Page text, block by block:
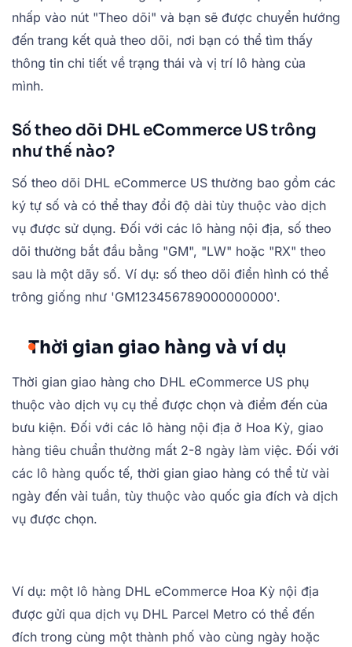
nhấp vào nút "Theo dõi" và bạn sẽ được chuyển hướng
đến trang kết quả theo dõi, nơi bạn có thể tìm thấy
thông tin chi tiết về trạng thái và vị trí lô hàng của
mình.
Số theo dõi DHL eCommerce US trông
như thế nào?
Số theo dõi DHL eCommerce US thường bao gồm các
ký tự số và có thể thay đổi độ dài tùy thuộc vào dịch
vụ được sử dụng. Đối với các lô hàng nội địa, số theo
dõi thường bắt đầu bằng "GM", "LW" hoặc "RX" theo
sau là một dãy số. Ví dụ: số theo dõi điển hình có thể
trông giống như 'GM123456789000000000'.
Thời gian giao hàng và ví dụ
Thời gian giao hàng cho DHL eCommerce US phụ
thuộc vào dịch vụ cụ thể được chọn và điểm đến của
bưu kiện. Đối với các lô hàng nội địa ở Hoa Kỳ, giao
hàng tiêu chuẩn thường mất 2-8 ngày làm việc. Đối với
các lô hàng quốc tế, thời gian giao hàng có thể từ vài
ngày đến vài tuần, tùy thuộc vào quốc gia đích và dịch
vụ được chọn.
Ví dụ: một lô hàng DHL eCommerce Hoa Kỳ nội địa
được gửi qua dịch vụ DHL Parcel Metro có thể đến
đích trong cùng một thành phố vào cùng ngày hoặc